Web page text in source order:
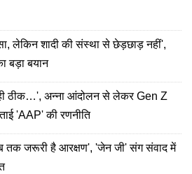
लेकिन शादी की संस्था से छेड़छाड़ नहीं',
बड़ा बयान
ही ठीक…', अन्ना आंदोलन से लेकर Gen Z
'AAP' की रणनीति
तक जरूरी है आरक्षण', 'जेन जी' संग संवाद में